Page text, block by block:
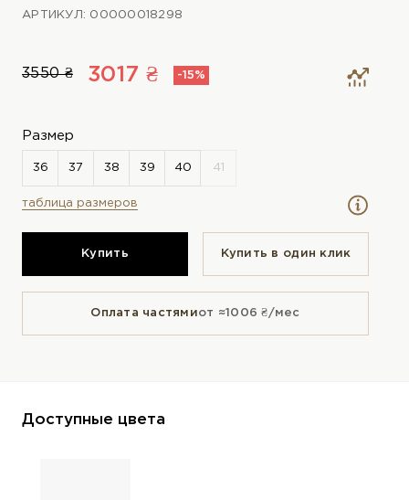
АРТИКУЛ: 00000018298
3550 ₴ 3017 ₴ -15%
Размер
таблица размеров
Купить Купить в один клик
Оплата частямиот ≈1006 ₴/мес
Доступные цвета